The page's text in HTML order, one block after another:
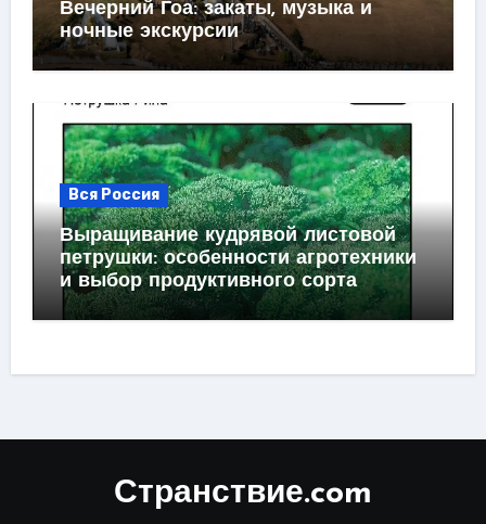
Вечерний Гоа: закаты, музыка и
ночные экскурсии
Вся Россия
Выращивание кудрявой листовой
петрушки: особенности агротехники
и выбор продуктивного сорта
Странствие.com